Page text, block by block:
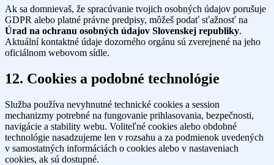
Ak sa domnievaš, že spracúvanie tvojich osobných údajov porušuje
GDPR alebo platné právne predpisy, môžeš podať sťažnosť na
Úrad na ochranu osobných údajov Slovenskej republiky.
Aktuální kontaktné údaje dozorného orgánu sú zverejnené na jeho
oficiálnom webovom sídle.
12. Cookies a podobné technológie
Služba používa nevyhnutné technické cookies a session
mechanizmy potrebné na fungovanie prihlasovania, bezpečnosti,
navigácie a stability webu. Voliteľné cookies alebo obdobné
technológie nasadzujeme len v rozsahu a za podmienok uvedených
v samostatných informáciách o cookies alebo v nastaveniach
cookies, ak sú dostupné.